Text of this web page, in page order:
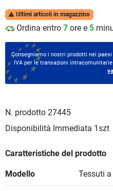
 Ultimi articoli in magazzino
Ordina entro 7 ore e 5
Consegniamo i nostri prodotti nei
IVA per le transazioni intracomunitarie
N. prodotto 27445
Disponibilità Immediata 1szt
Caratteristiche del prodotto
Modello Tessuti